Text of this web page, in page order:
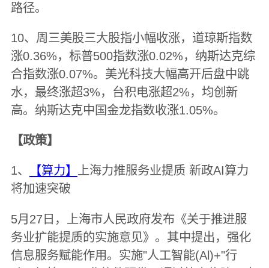
路径。
10、周三美股三大股指小幅收涨，道琼斯指数
涨0.36%，标普500指数涨0.02%，纳斯达克综
合指数涨0.07%。美光科技大幅高开后盘中跳
水，最终涨超3%，台积电涨超2%，均创新
高。纳斯达克中国金龙指数收涨1.05%。
【政策】
1、 【算力】 上海力推服务业提质 新政AI算力
将加速突破
5月27日，上海市人民政府发布《关于推进服
务业扩能提质的实施意见》。其中提出，强化
信息服务赋能作用。实施"人工智能(Al)+"行